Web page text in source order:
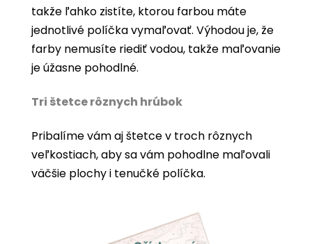
takže ľahko zistíte, ktorou farbou máte
jednotlivé políčka vymaľovať. Výhodou je, že
farby nemusíte riediť vodou, takže maľovanie
je úžasne pohodlné.
Tri štetce rôznych hrúbok
Pribalíme vám aj štetce v troch rôznych
veľkostiach, aby sa vám pohodlne maľovali
väčšie plochy i tenučké políčka.